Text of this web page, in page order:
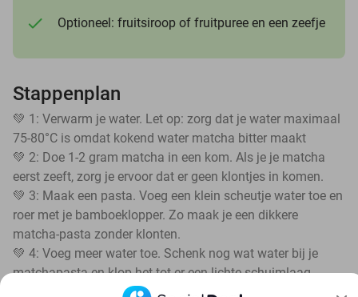
Optioneel: fruitsiroop of fruitpuree en een zeefje
Stappenplan
💚 1: Verwarm je water. Let op: zorg dat je water maximaal
75-80°C is omdat kokend water matcha bitter maakt
💚 2: Doe 1-2 gram matcha in een kom. Als je je matcha
eerst zeeft, zorg je ervoor dat er geen klontjes in komen.
💚 3: Maak een pasta. Voeg een klein scheutje water toe en
roer met je bamboeklopper. Zo maak je een dikkere
matcha-pasta zonder klonten.
💚 4: Voeg meer water toe. Schenk nog wat water bij je
matchapasta en klop het tot er een lichte schuimlaag